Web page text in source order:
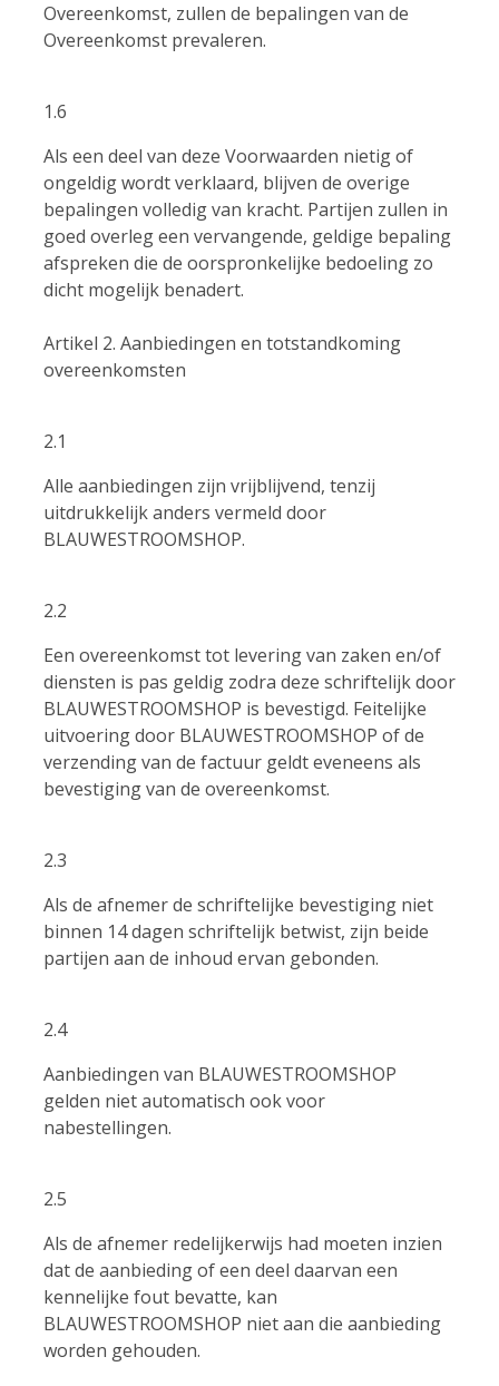
Overeenkomst, zullen de bepalingen van de
Overeenkomst prevaleren.
1.6
Als een deel van deze Voorwaarden nietig of
ongeldig wordt verklaard, blijven de overige
bepalingen volledig van kracht. Partijen zullen in
goed overleg een vervangende, geldige bepaling
afspreken die de oorspronkelijke bedoeling zo
dicht mogelijk benadert.
Artikel 2. Aanbiedingen en totstandkoming
overeenkomsten
2.1
Alle aanbiedingen zijn vrijblijvend, tenzij
uitdrukkelijk anders vermeld door
BLAUWESTROOMSHOP.
2.2
Een overeenkomst tot levering van zaken en/of
diensten is pas geldig zodra deze schriftelijk door
BLAUWESTROOMSHOP is bevestigd. Feitelijke
uitvoering door BLAUWESTROOMSHOP of de
verzending van de factuur geldt eveneens als
bevestiging van de overeenkomst.
2.3
Als de afnemer de schriftelijke bevestiging niet
binnen 14 dagen schriftelijk betwist, zijn beide
partijen aan de inhoud ervan gebonden.
2.4
Aanbiedingen van BLAUWESTROOMSHOP
gelden niet automatisch ook voor
nabestellingen.
2.5
Als de afnemer redelijkerwijs had moeten inzien
dat de aanbieding of een deel daarvan een
kennelijke fout bevatte, kan
BLAUWESTROOMSHOP niet aan die aanbieding
worden gehouden.